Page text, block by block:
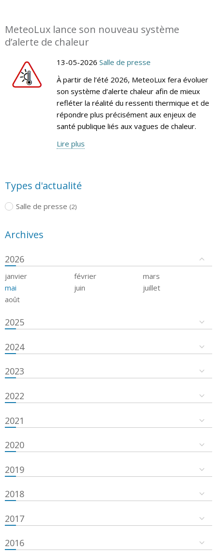
MeteoLux lance son nouveau système
d’alerte de chaleur
13-05-2026 Salle de presse
À partir de l’été 2026, MeteoLux fera évoluer
son système d’alerte chaleur afin de mieux
refléter la réalité du ressenti thermique et de
répondre plus précisément aux enjeux de
santé publique liés aux vagues de chaleur.
Lire plus
Types d'actualité
Salle de presse (2)
Archives
2026
janvier février
mars
mai
juin
juillet
août
2025
2024
2023
2022
2021
2020
2019
2018
2017
2016